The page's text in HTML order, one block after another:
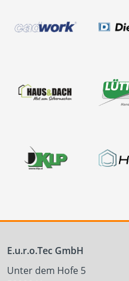
E.u.r.o.Tec GmbH
Unter dem Hofe 5